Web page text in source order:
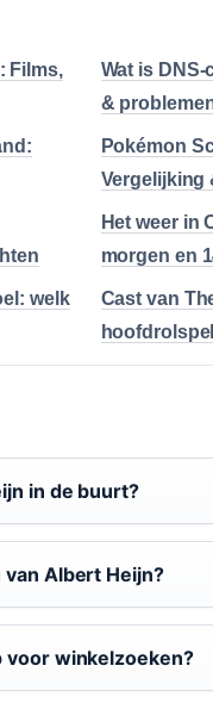
Films,
Wat is
&
Pokémon
Vergelijking
Het weer in
morgen en
welk
Cast van
in de buurt?
Albert Heijn?
voor winkelzoeken?